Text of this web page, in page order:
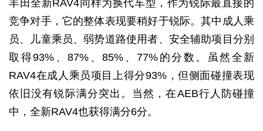
丰田全新RAV4同样为换代车型，作为锐际最直接的
竞争对手，它的整体表现要稍好于锐际。其中成人乘
员、儿童乘员、弱势道路使用者、安全辅助项目分别
取得93%、87%、85%、77%的分数。虽然全新
RAV4在成人乘员项目上得分93%，但侧面碰撞表现
依旧没有锐际满分突出。当然，在AEB行人防碰撞
中，全新RAV4也获得满分6分。